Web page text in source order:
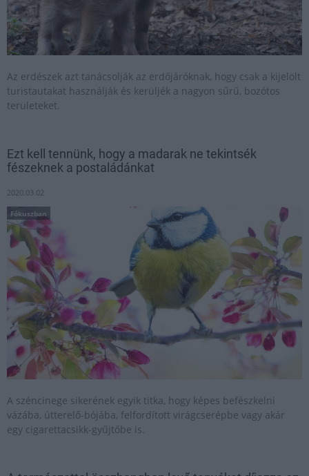
Az erdészek azt tanácsolják az erdőjáróknak, hogy csak a kijelölt
turistautakat használják és kerüljék a nagyon sűrű, bozótos
területeket.
Ezt kell tennünk, hogy a madarak ne tekintsék
fészeknek a postaládánkat
2020.03.02
Fókuszban
A széncinege sikerének egyik titka, hogy képes befészkelni
vázába, útterelő-bójába, felfordított virágcserépbe vagy akár
egy cigarettacsikk-gyűjtőbe is.